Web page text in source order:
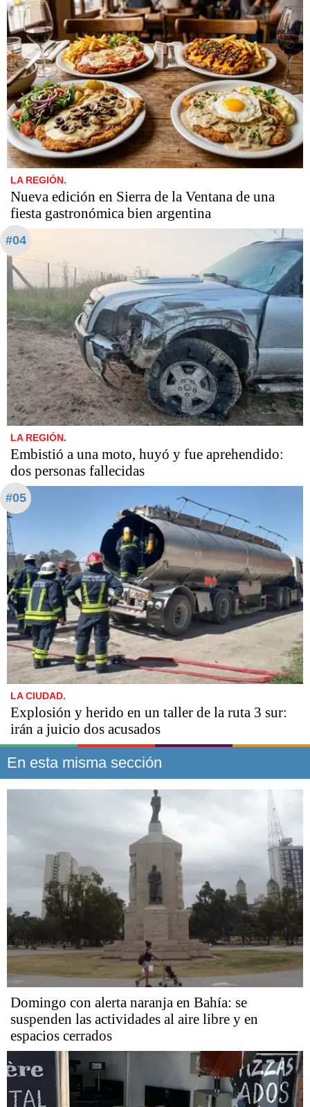
LA REGIÓN.
Nueva edición en Sierra de la Ventana de una
fiesta gastronómica bien argentina
#04
LA REGIÓN.
Embistió a una moto, huyó y fue aprehendido:
dos personas fallecidas
#05
LA CIUDAD.
Explosión y herido en un taller de la ruta 3 sur:
irán a juicio dos acusados
En esta misma sección
Domingo con alerta naranja en Bahía: se
suspenden las actividades al aire libre y en
espacios cerrados